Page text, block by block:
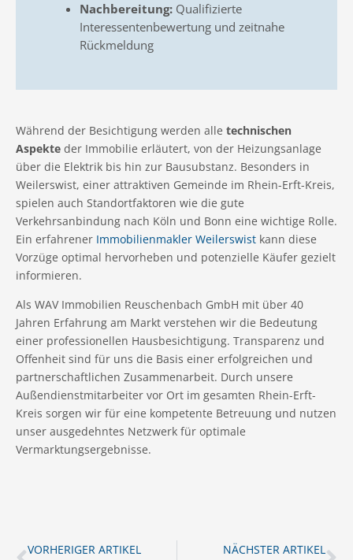
Nachbereitung: Qualifizierte
Interessentenbewertung und zeitnahe
Rückmeldung
Während der Besichtigung werden alle technischen
Aspekte der Immobilie erläutert, von der Heizungsanlage
über die Elektrik bis hin zur Bausubstanz. Besonders in
Weilerswist, einer attraktiven Gemeinde im Rhein-Erft-Kreis,
spielen auch Standortfaktoren wie die gute
Verkehrsanbindung nach Köln und Bonn eine wichtige Rolle.
Ein erfahrener Immobilienmakler Weilerswist kann diese
Vorzüge optimal hervorheben und potenzielle Käufer gezielt
informieren.
Als WAV Immobilien Reuschenbach GmbH mit über 40
Jahren Erfahrung am Markt verstehen wir die Bedeutung
einer professionellen Hausbesichtigung. Transparenz und
Offenheit sind für uns die Basis einer erfolgreichen und
partnerschaftlichen Zusammenarbeit. Durch unsere
Außendienstmitarbeiter vor Ort im gesamten Rhein-Erft-
Kreis sorgen wir für eine kompetente Betreuung und nutzen
unser ausgedehntes Netzwerk für optimale
Vermarktungsergebnisse.
VORHERIGER ARTIKEL NÄCHSTER ARTIKEL